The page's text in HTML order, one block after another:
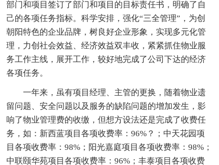
部门和项目签订了部门和项目的目标责任书，明确了自
己的各项任务指标。科学安排，强化“三全管理”，为创
朝阳特色的企业品牌，树良好企业形象，实现多元化管
理，力创社会效益、经济效益双丰收，紧紧抓住物业服
务工作主线，展开工作，较好地完成了公司下达的经济
各项任务。
一年来，虽有项目经理、主管的更换，随着物业遗
留问题、安全问题以及服务的缺陷问题的增加发生，影
响了物业管理费的收缴，但想方设法还是完成了收费任
务，如：新西蓝项目各项收费率：96%？；中天花园项
目各项收费率：98%；阳光嘉庭项目各项收费率：98%；
中联颐华苑项目各项收费率：96%；丰泰项目各项收费